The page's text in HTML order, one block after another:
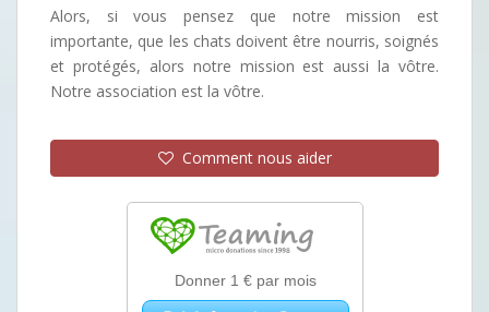
Alors, si vous pensez que notre mission est
importante, que les chats doivent être nourris, soignés
et protégés, alors notre mission est aussi la vôtre.
Notre association est la vôtre.
Comment nous aider